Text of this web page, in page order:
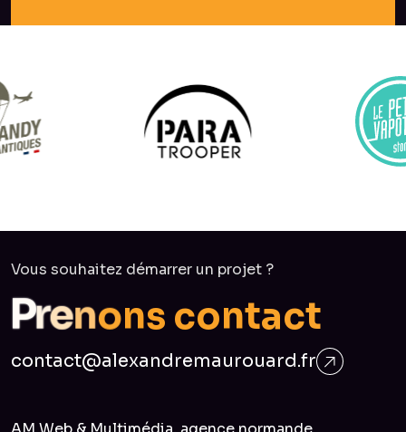
Vous souhaitez démarrer un projet ?
Prenonscontact
contact@alexandremaurouard.fr